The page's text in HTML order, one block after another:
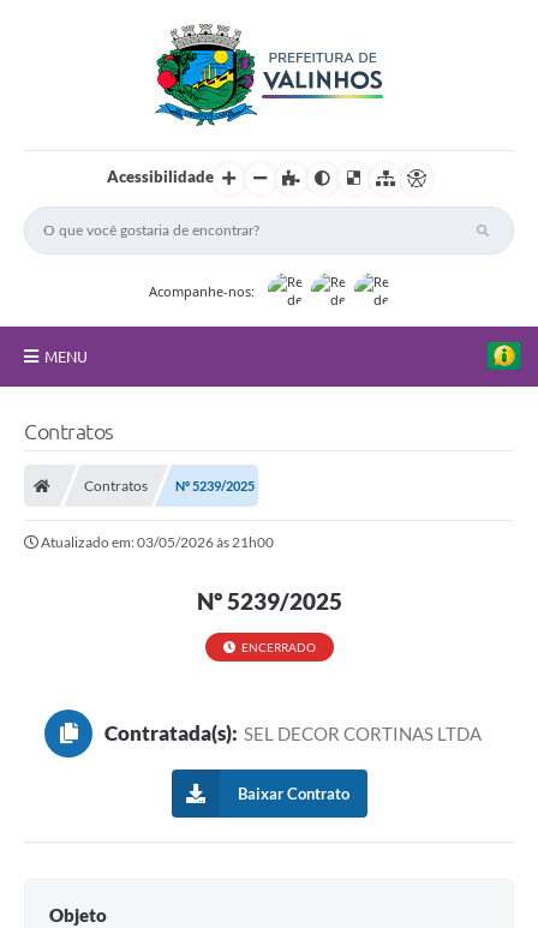
Acessibilidade
Acompanhe-nos:
MENU
Secretarias
Programa Famílias Fortes
Contratos
Contratos Nº 5239/2025
Atualizado em: 03/05/2026 às 21h00
Nº 5239/2025
ENCERRADO
Contratada(s): SEL DECOR CORTINAS LTDA
Baixar Contrato
Objeto